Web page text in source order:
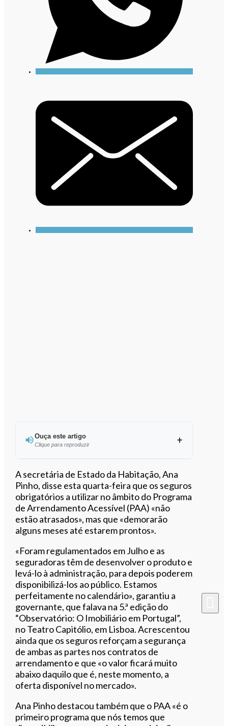
Ouça este artigo
Clique para reproduzir
Ouvir este artigo
A secretária de Estado da Habitação, Ana
Pinho, disse esta quarta-feira que os seguros
obrigatórios a utilizar no âmbito do Programa
de Arrendamento Acessível (PAA) «não
estão atrasados», mas que «demorarão
alguns meses até estarem prontos».
«Foram regulamentados em Julho e as
seguradoras têm de desenvolver o produto e
levá-lo à administração, para depois poderem
disponibilizá-los ao público. Estamos
perfeitamente no calendário», garantiu a
governante, que falava na 5.ª edição do
“Observatório: O Imobiliário em Portugal”,
no Teatro Capitólio, em Lisboa. Acrescentou
ainda que os seguros reforçam a segurança
de ambas as partes nos contratos de
arrendamento e que «o valor ficará muito
abaixo daquilo que é, neste momento, a
oferta disponível no mercado».
Ana Pinho destacou também que o PAA «é o
primeiro programa que nós temos que